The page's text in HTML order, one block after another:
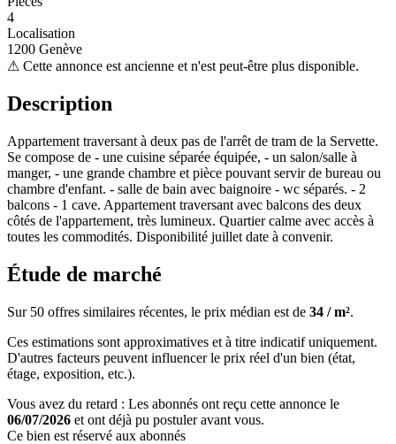
4
Localisation
1200 Genève
⚠ Cette annonce est ancienne et n'est peut-être plus disponible.
Description
Appartement traversant à deux pas de l'arrêt de tram de la Servette.
Se compose de - une cuisine séparée équipée, - un salon/salle à
manger, - une grande chambre et pièce pouvant servir de bureau ou
chambre d'enfant. - salle de bain avec baignoire - wc séparés. - 2
balcons - 1 cave. Appartement traversant avec balcons des deux
côtés de l'appartement, très lumineux. Quartier calme avec accès à
toutes les commodités. Disponibilité juillet date à convenir.
Étude de marché
Sur 50 offres similaires récentes, le prix médian est de 34 / m².
Ces estimations sont approximatives et à titre indicatif uniquement.
D'autres facteurs peuvent influencer le prix réel d'un bien (état,
étage, exposition, etc.).
Vous avez du retard : Les abonnés ont reçu cette annonce le
06/07/2026 et ont déjà pu postuler avant vous.
Ce bien est réservé aux abonnés